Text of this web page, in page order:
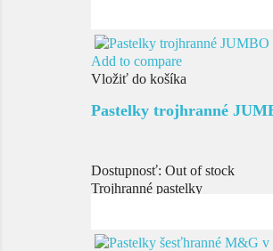
Add to compare
Vložiť do košíka
Pastelky trojhranné
Dostupnosť: Out of stock
Trojhranné pastelky